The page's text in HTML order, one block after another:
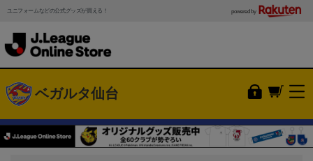
ユニフォームなどの公式グッズが買える！ powered by
ベガルタ仙台